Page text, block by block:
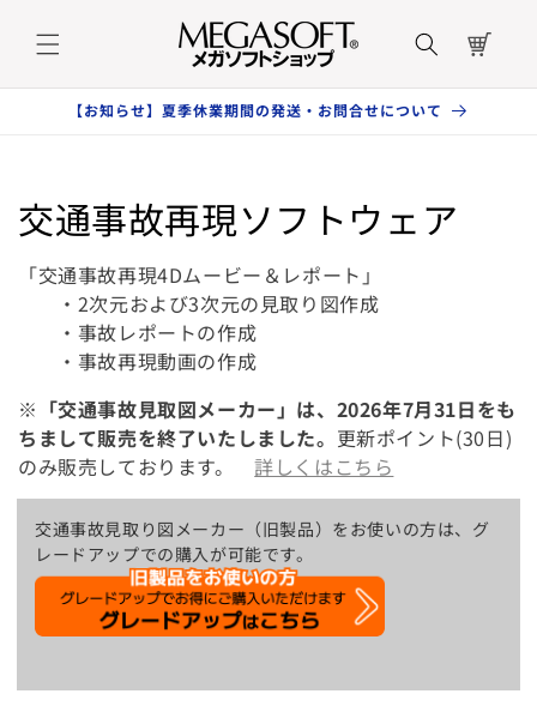
進む
ー
【お知らせ】夏季休業期間の発送・お問合せについて
コ
レ
ョ
ン
:
交通事故再現ソフトウェア
「交通事故再現4Dムービー＆レポート」
・2次元および3次元の見取り図作成
・事故レポートの作成
・事故再現動画の作成
※「交通事故見取図メーカー」は、2026年7月31日をも
ちまして販売を終了いたしました。 更新ポイント(30日)
のみ販売しております。詳しくはこちら
交通事故見取り図メーカー（旧製品）をお使いの方は、グ
レードアップでの購入が可能です。